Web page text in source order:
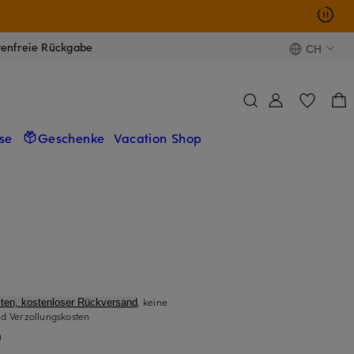
Rückgabe CH
Geschenke Vacation Shop
kostenloser Rückversand, keine
Verzollungskosten